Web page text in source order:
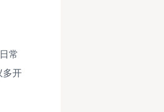
常
多开